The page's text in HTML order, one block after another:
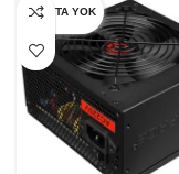
STOKTA YOK